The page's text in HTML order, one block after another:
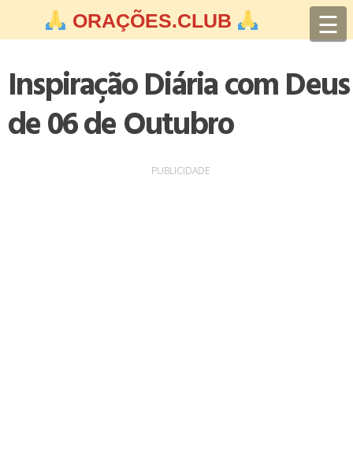
ORAÇÕES.CLUB ☰
Inspiração Diária com Deus
de 06 de Outubro
PUBLICIDADE